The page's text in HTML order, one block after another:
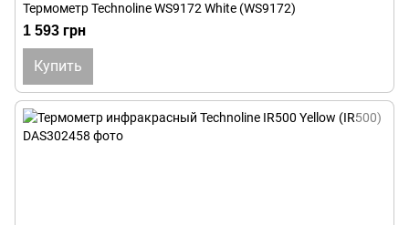
Термометр Technoline WS9172 White (WS9172)
1 593 грн
Купить